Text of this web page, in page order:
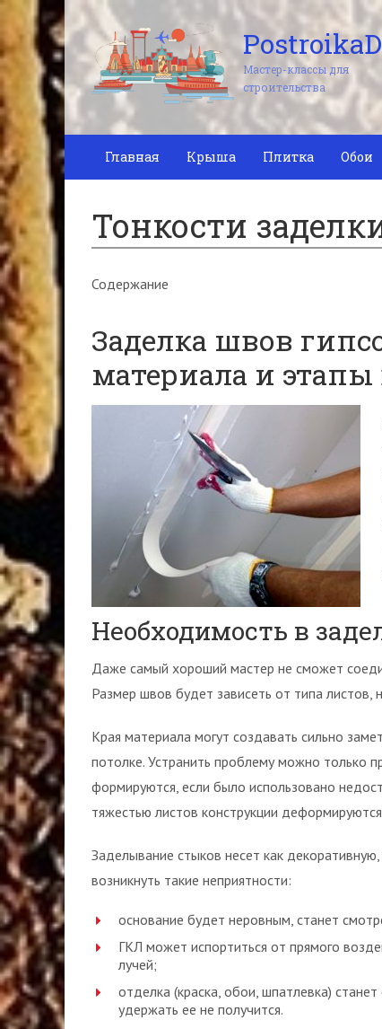
Мастер-классы для
строительства
Главная Крыша Плитка Обои
Тонкости
Содержание
Заделка швов
материала и
Необходимость в
Даже самый хороший мастер не сможет
Размер швов будет зависеть от типа листов,
Края материала могут создавать сильно
потолке. Устранить проблему можно только
формируются, если было использовано
тяжестью листов конструкции
Заделывание стыков несет как
возникнуть такие неприятности:
основание будет неровным, станет
ГКЛ может испортиться от прямого
лучей;
отделка (краска, обои, шпатлевка)
удержать ее не получится.